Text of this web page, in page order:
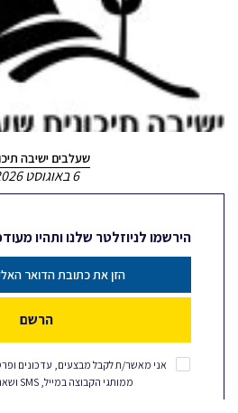
שעלבים ישיבה
6 באוגוסט 2026
הירשמו לניוזלטר שלנו ותהיו
הרשם
אני מאשר/ת לקבל מבצעים, עדכונים
ממותגי הקבוצה במייל, SMS ושאר ערוצי המדיה.